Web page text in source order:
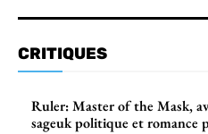
CRITIQUES
Ruler: Master of the Mask,
sageuk politique et romance